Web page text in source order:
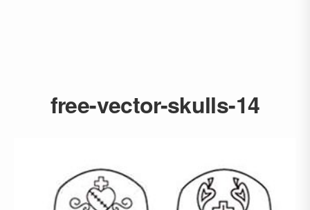
free-vector-skulls-14